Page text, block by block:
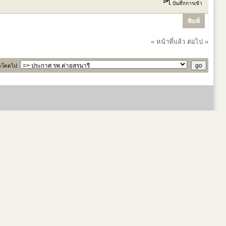
บันทึกการเข้า
พิมพ์
« หน้าที่แล้ว ต่อไป »
โดดไป: